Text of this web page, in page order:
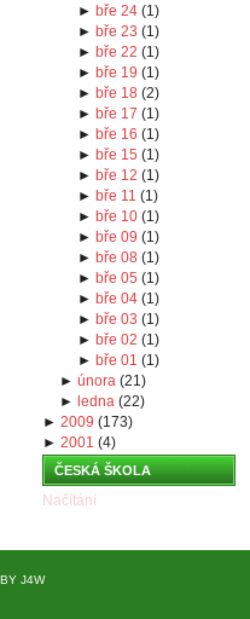
► bře 24(1)
► bře 23 (1)
► bře 22 (1)
► bře 19 (1)
► bře 18 (2)
► bře 17 (1)
► bře 16 (1)
► bře 15 (1)
► bře 12 (1)
► bře 11 (1)
► bře 10(1)
► bře 09 (1)
► bře 08 (1)
► bře 05 (1)
► bře 04(1)
► bře 03 (1)
► bře 02 (1)
► bře 01 (1)
►února (21)
► ledna (22)
► 2009 (173)
► 2001 (4)
ČESKÁ ŠKOLA
Načítání
J4W